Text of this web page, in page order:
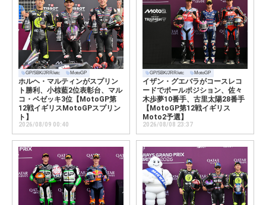
GP/SBK/JRR/etc MotoGP
ホルヘ・マルティンがスプリン
ト勝利、小椋藍2位表彰台、マル
コ・ベゼッキ3位【MotoGP第
12戦イギリスMotoGPスプリン
ト】
2026/08/09 00:40
GP/SBK/JRR/etc MotoGP
イザン・グエバラがコースレコ
ードでポールポジション、佐々
木歩夢10番手、古里太陽28番手
【MotoGP第12戦イギリス
Moto2予選】
2026/08/08 23:37